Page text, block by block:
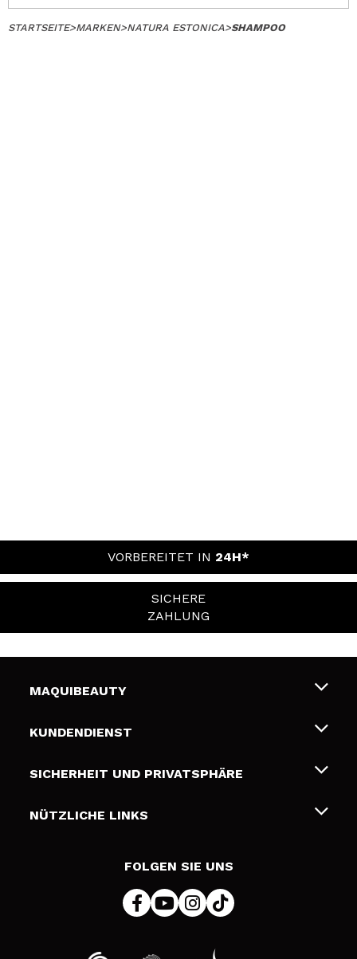
STARTSEITE>MARKEN>NATURA ESTONICA>SHAMPOO
VORBEREITET IN 24H*
SICHERE
ZAHLUNG
MAQUIBEAUTY
Über uns
Geschenkkarten
KUNDENDIENST
Liefer- und Versandkosten
Zahlung
SICHERHEIT UND PRIVATSPHÄRE
Bedingungen und Datenschutz
NÜTZLICHE LINKS
FOLGEN SIE UNS